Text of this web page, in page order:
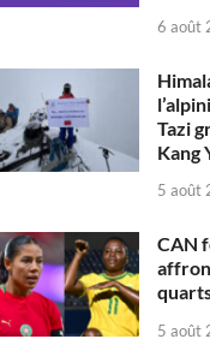
6 août
Tazi
Kang
5 août
CAN
5 août